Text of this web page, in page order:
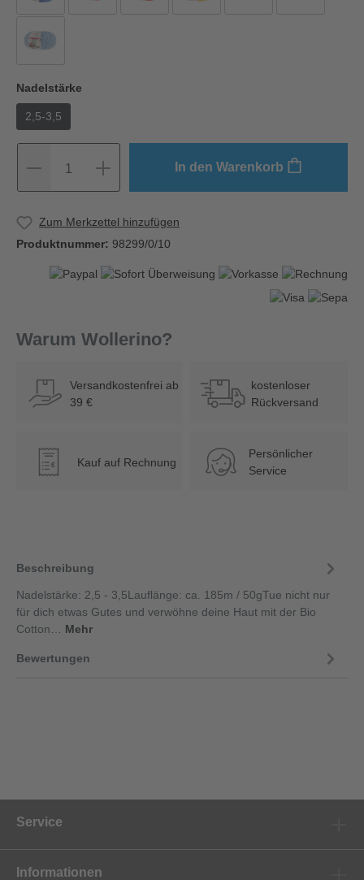
Nadelstärke
2,5-3,5
1 In den Warenkorb
Zum Merkzettel hinzufügen
Produktnummer: 98299/0/10
Warum Wollerino?
Versandkostenfrei ab
39 €
kostenloser
Rückversand
€ Kauf auf Rechnung
Persönlicher
Service
Beschreibung
Nadelstärke: 2,5 - 3,5Lauflänge: ca. 185m / 50gTue nicht nur
für dich etwas Gutes und verwöhne deine Haut mit der Bio
Cotton… Mehr
Bewertungen
Service
Informationen